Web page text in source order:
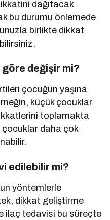
dağıtacak
bu durumu önlemede
birlikte dikkat
göre değişir mi?
çocuğun yaşına
küçük çocuklar
toplamakta
çocuklar daha çok
edilebilir mi?
yöntemlerle
dikkat geliştirme
ilaç tedavisi bu süreçte